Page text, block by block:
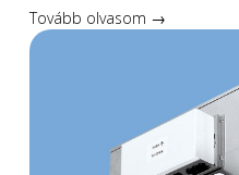
Tovább olvasom →